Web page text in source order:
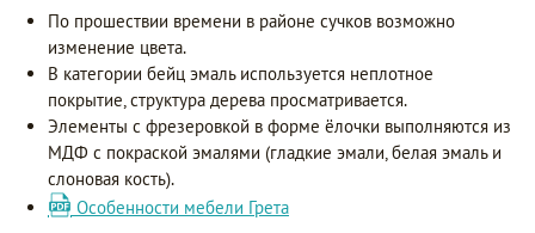
По прошествии времени в районе сучков возможно
изменение цвета.
В категории бейц эмаль используется неплотное
покрытие, структура дерева просматривается.
Элементы с фрезеровкой в форме ёлочки выполняются из
МДФ с покраской эмалями (гладкие эмали, белая эмаль и
слоновая кость).
Особенности мебели Грета